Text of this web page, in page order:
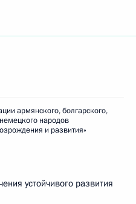
армянского, болгарского,
народов
и развития»
устойчивого развития